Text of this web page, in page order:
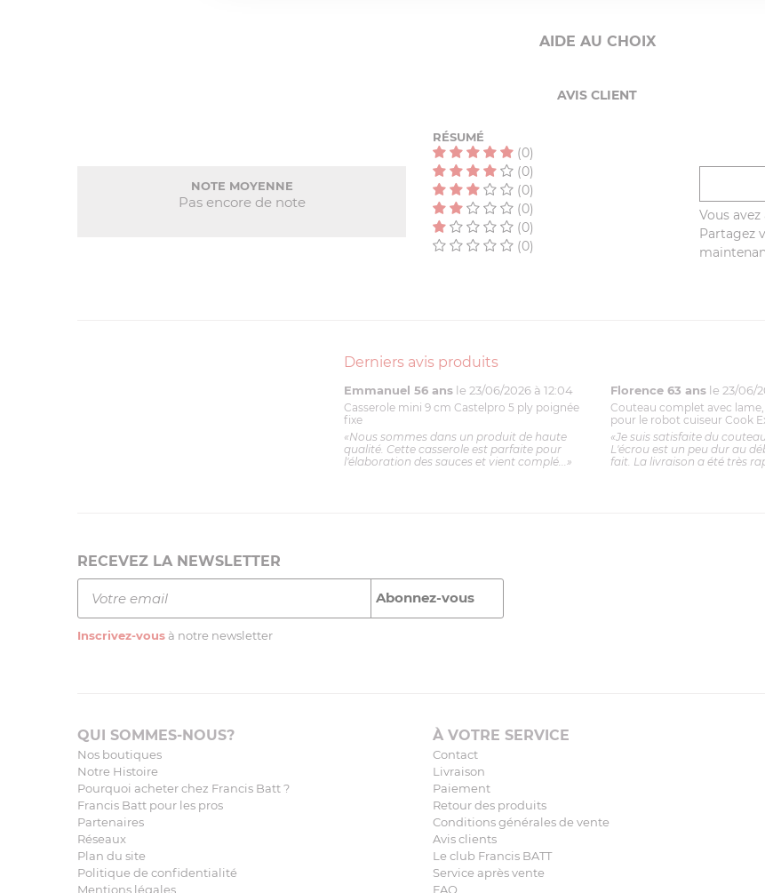
AIDE AU CHOIX
AVIS CLIENT
NOTE MOYENNE
Pas encore de note
RÉSUMÉ
(0)
(0)
(0)
(0)
(0)
(0)
Vous
Partagez
Derniers avis produits
Emmanuel 56 ans le 23/06/2026 à 12:04
Casserole mini 9 cm Castelpro 5 ply poignée
fixe
«Nous sommes dans un produit de haute
qualité. Cette casserole est parfaite pour
l'élaboration des sauces et vient complé...»
Florence 63 ans le 23/06/
Couteau complet avec
pour le robot cuiseur Cook
«Je suis satisfaite du
L'écrou est un peu dur au
fait. La livraison a été très
RECEVEZ LA NEWSLETTER
Inscrivez-vous à notre newsletter
QUI SOMMES-NOUS?
Nos boutiques
Notre Histoire
Pourquoi acheter chez Francis Batt ?
Francis Batt pour les pros
Partenaires
Réseaux
Plan du site
Politique de confidentialité
Mentions légales
À VOTRE SERVICE
Contact
Livraison
Paiement
Retour des produits
Conditions générales de vente
Avis clients
Le club Francis BATT
Service après vente
FAQ